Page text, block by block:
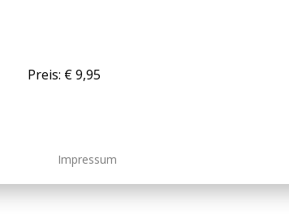
Preis: € 9,95
Impressum